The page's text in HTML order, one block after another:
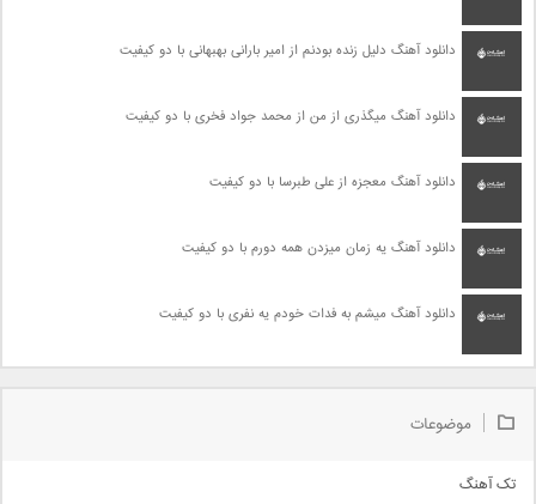
دانلود آهنگ دلیل زنده بودنم از امیر بارانی بهبهانی با دو کیفیت
دانلود آهنگ میگذری از من از محمد جواد فخری با دو کیفیت
دانلود آهنگ معجزه از علی طبرسا با دو کیفیت
دانلود آهنگ یه زمان میزدن همه دورم با دو کیفیت
دانلود آهنگ میشم به فدات خودم یه نفری با دو کیفیت
موضوعات
تک آهنگ